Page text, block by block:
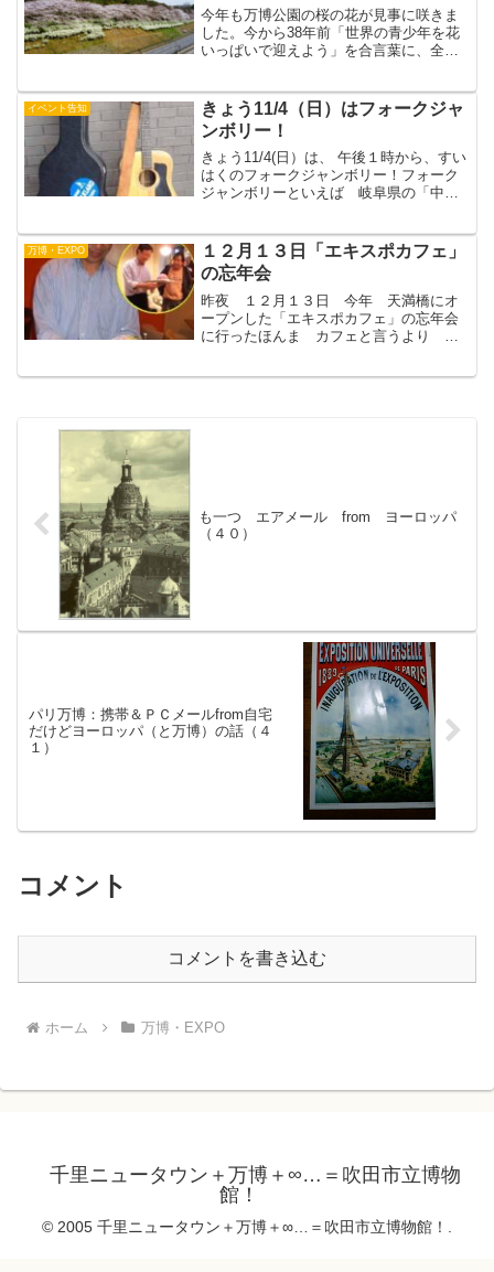
今年も万博公園の桜の花が見事に咲きま
した。今から38年前「世界の青少年を花
いっぱいで迎えよう」を合言葉に、全国
かけ、桜の苗木600木余りを万博会場の中
央環状線沿い2.5...
イベント告知
きょう11/4（日）はフォークジャ
ンボリー！
きょう11/4(日）は、 午後１時から、すい
はくのフォークジャンボリー！フォーク
ジャンボリーといえば 岐阜県の「中津
ん学生時代 子供達といろんなところで
キャンプをしたが「...
万博・EXPO
１２月１３日「エキスポカフェ」
の忘年会
昨夜 １２月１３日 今年 天満橋にオ
ープンした「エキスポカフェ」の忘年会
に行ったほんま カフェと言うより 大
も一つ エアメール from ヨーロッパ
（４０）
パリ万博：携帯＆ＰＣメールfrom自宅
だけどヨーロッパ（と万博）の話（４
１）
コメント
コメントを書き込む
ホーム 万博・EXPO
千里ニュータウン＋万博＋∞…＝吹田市立博物
館！
© 2005 千里ニュータウン＋万博＋∞…＝吹田市立博物館！.